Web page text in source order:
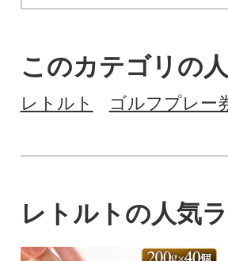
このカテゴリの
レトルト ゴルフプレー
レトルトの人気